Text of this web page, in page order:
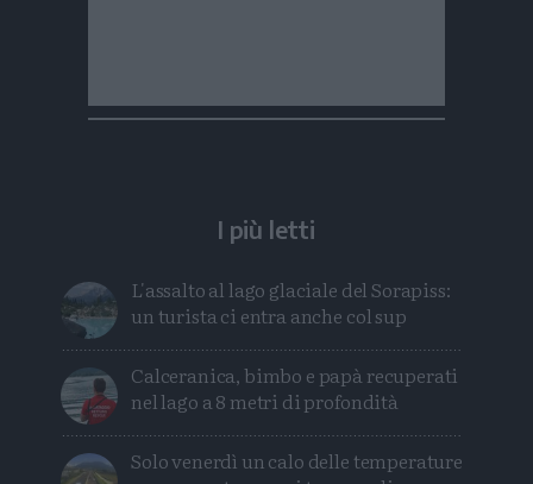
I più letti
L'assalto al lago glaciale del Sorapiss:
un turista ci entra anche col sup
Calceranica, bimbo e papà recuperati
nel lago a 8 metri di profondità
Solo venerdì un calo delle temperature